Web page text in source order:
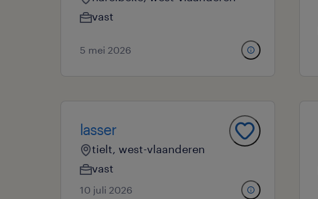
vast
5 mei 2026
lasser
tielt, west-vlaanderen
vast
10 juli 2026